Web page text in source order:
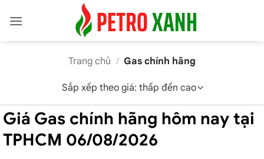
Trang chủ / Gas chính hãng
Giá Gas chính hãng hôm nay tại
TPHCM 06/08/2026